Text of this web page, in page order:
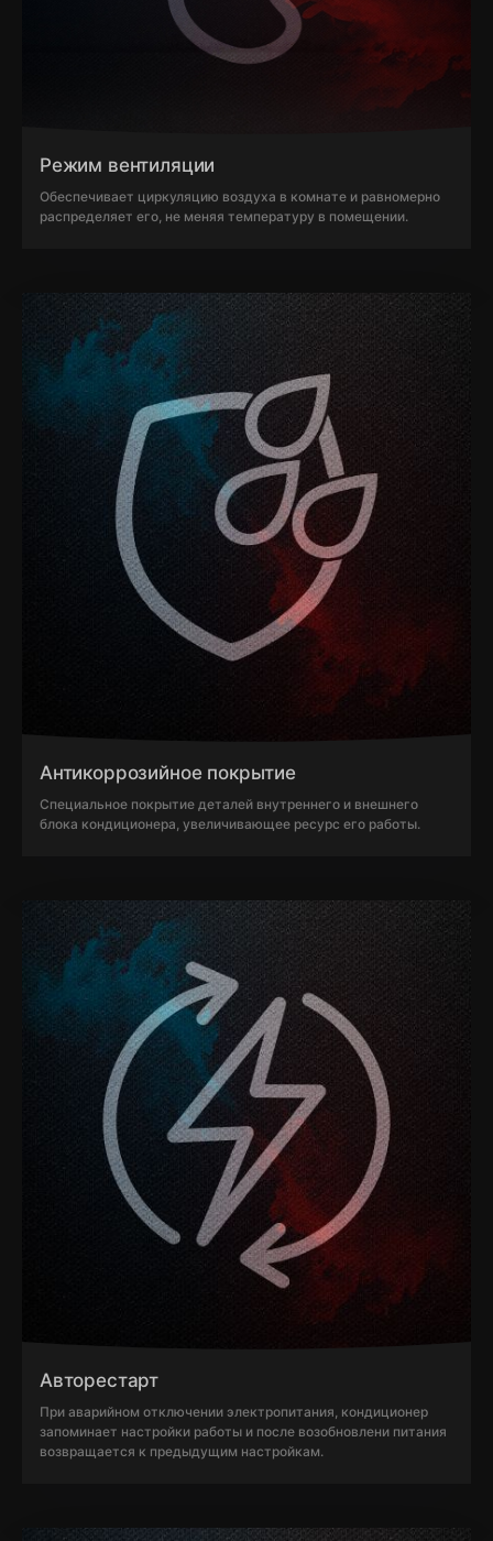
Режим вентиляции
Обеспечивает циркуляцию воздуха в комнате и равномерно
распределяет его, не меняя температуру в помещении.
Антикоррозийное покрытие
Специальное покрытие деталей внутреннего и внешнего
блока кондиционера, увеличивающее ресурс его работы.
Авторестарт
При аварийном отключении электропитания, кондиционер
запоминает настройки работы и после возобновлени питания
возвращается к предыдущим настройкам.